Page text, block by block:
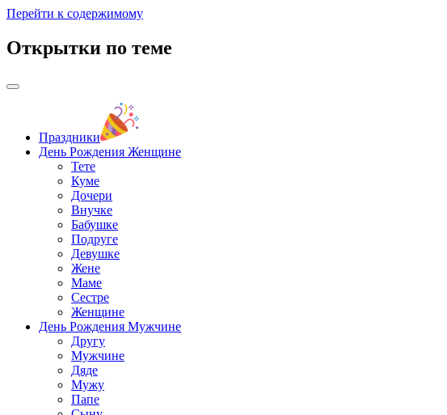
Перейти к содержимому
Открытки по теме
Праздники
День Рождения Женщине
Тете
Куме
Дочери
Внучке
Бабушке
Подруге
Девушке
Жене
Маме
Сестре
Женщине
День Рождения Мужчине
Другу
Мужчине
Дяде
Мужу
Папе